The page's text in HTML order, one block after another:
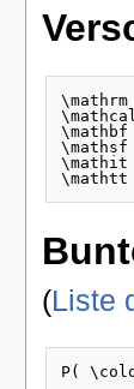
(Liste